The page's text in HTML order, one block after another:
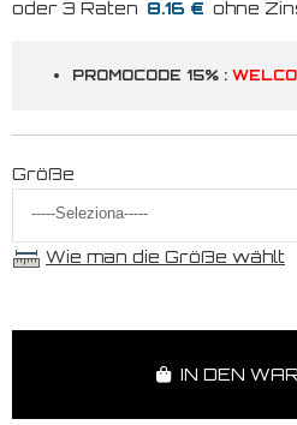
8.16 €
PROMOCODE 15% :
Größe
Wie man die Größe wählt
IN DEN